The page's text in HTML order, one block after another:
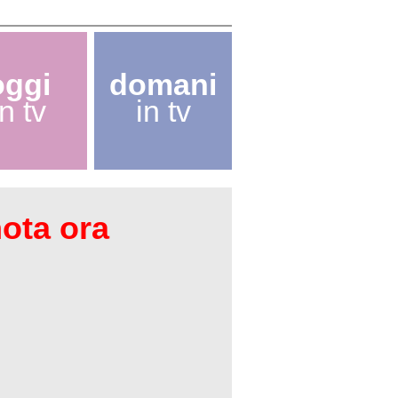
tv
domani
in tv
ora